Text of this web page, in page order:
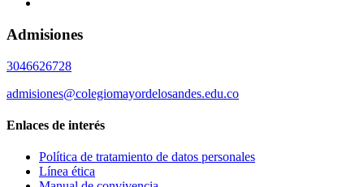
Admisiones
3046626728
admisiones@colegiomayordelosandes.edu.co
Enlaces de interés
Política de tratamiento de datos personales
Línea ética